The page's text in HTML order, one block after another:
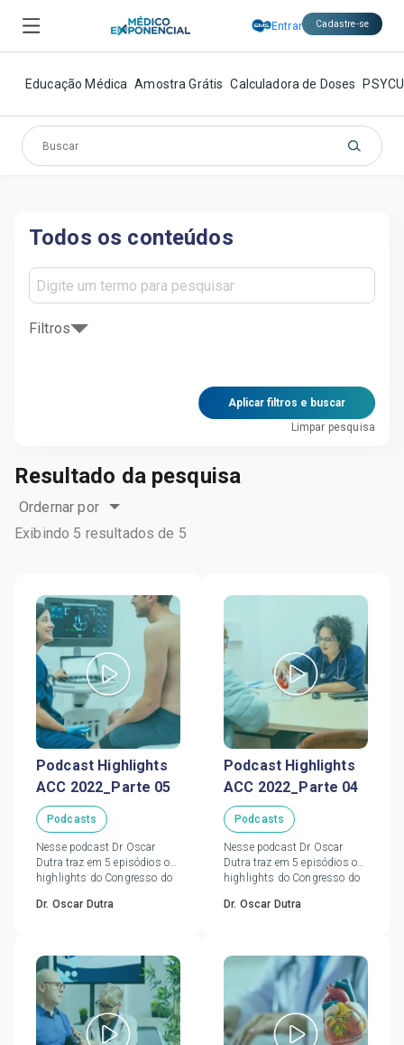
Entrar Cadastre-se
Educação Médica Amostra Grátis Calculadora de Doses
Todos os conteúdos
Filtros
Limpar pesquisa
Aplicar filtros e buscar
Resultado da pesquisa
Ordernar por
Exibindo 5 resultados de 5
Podcast Highlights
ACC 2022_Parte 05
Podcasts
Nesse podcast Dr Oscar
Dutra traz em 5 episódios os
highlights do Congresso do
04 de Abril/22, em
Dr. Oscar Dutra
Podcast Highlights
ACC 2022_Parte 04
Podcasts
Nesse podcast Dr Oscar
Dutra traz em 5 episódios os
highlights do Congresso do
04 de Abril/22, em
Dr. Oscar Dutra